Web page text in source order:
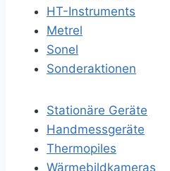
HT-Instruments
Metrel
Sonel
Sonderaktionen
Stationäre Geräte
Handmessgeräte
Thermopiles
Wärmebildkameras